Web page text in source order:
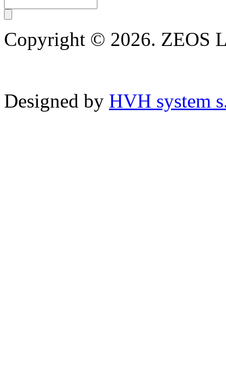
Copyright © 2026. ZEOS
Designed by HVH system